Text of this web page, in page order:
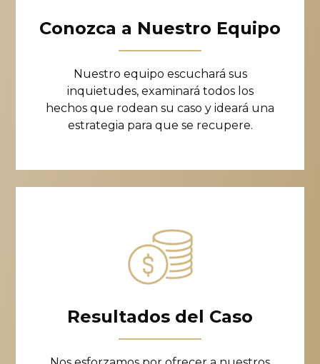
Conozca a Nuestro Equipo
Nuestro equipo escuchará sus
inquietudes, examinará todos los
hechos que rodean su caso y ideará una
estrategia para que se recupere.
Resultados del Caso